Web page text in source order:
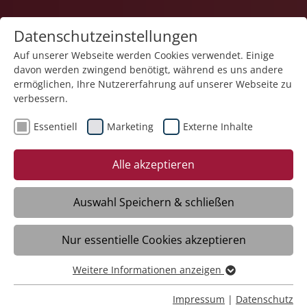
Teilhabe und Familie
Assistenz im Wohn- und Sozialraum
Ravensburg
Datenschutzeinstellungen
Auf unserer Webseite werden Cookies verwendet. Einige
davon werden zwingend benötigt, während es uns andere
ermöglichen, Ihre Nutzererfahrung auf unserer Webseite zu
verbessern.
Essentiell Marketing Externe Inhalte
Alle akzeptieren
Auswahl Speichern & schließen
Nur essentielle Cookies akzeptieren
Essentiell
Essentielle Cookies werden für grundlegende Funktionen
Weitere Informationen anzeigen
Impressum | Datenschutz